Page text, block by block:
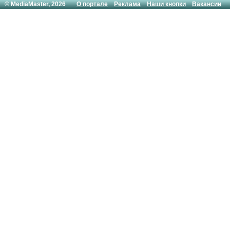
© MediaMaster, 2026О портале Реклама Наши кнопки Вакансии